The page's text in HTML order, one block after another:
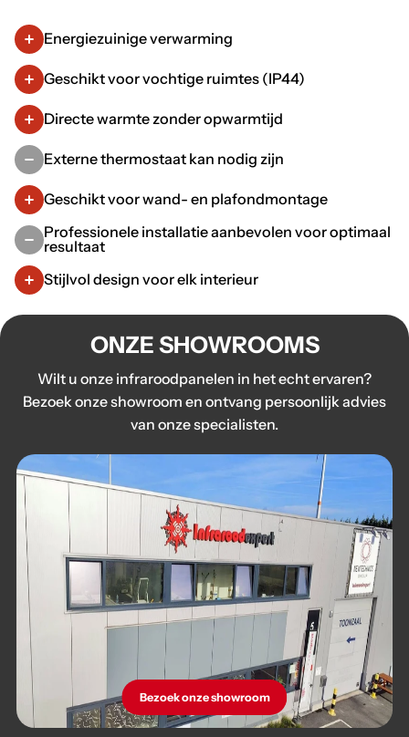
Energiezuinige verwarming
Geschikt voor vochtige ruimtes (IP44)
Directe warmte zonder opwarmtijd
Externe thermostaat kan nodig zijn
Geschikt voor wand- en plafondmontage
Professionele installatie aanbevolen voor optimaal
resultaat
Stijlvol design voor elk interieur
ONZE SHOWROOMS
Wilt u onze infraroodpanelen in het echt ervaren?
Bezoek onze showroom en ontvang persoonlijk advies
van onze specialisten.
Bezoek onze showroom